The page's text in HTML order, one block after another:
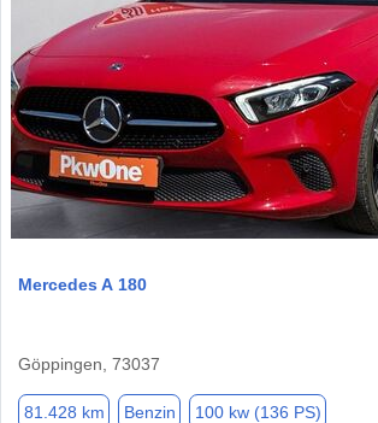
Mercedes A 180
Göppingen, 73037
81.428 km Benzin 100 kw (136 PS)